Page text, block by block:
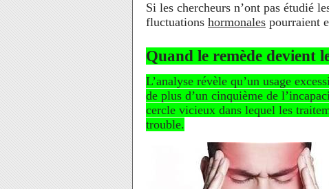
Si les chercheurs n’ont pas étudié
fluctuations hormonales pourraient
Quand le remède devient
L’analyse révèle qu’un usage
de plus d’un cinquième de
cercle vicieux dans lequel les
trouble.